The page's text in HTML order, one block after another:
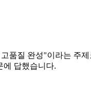
품질 완성"이라는 주
에 답했습니다.